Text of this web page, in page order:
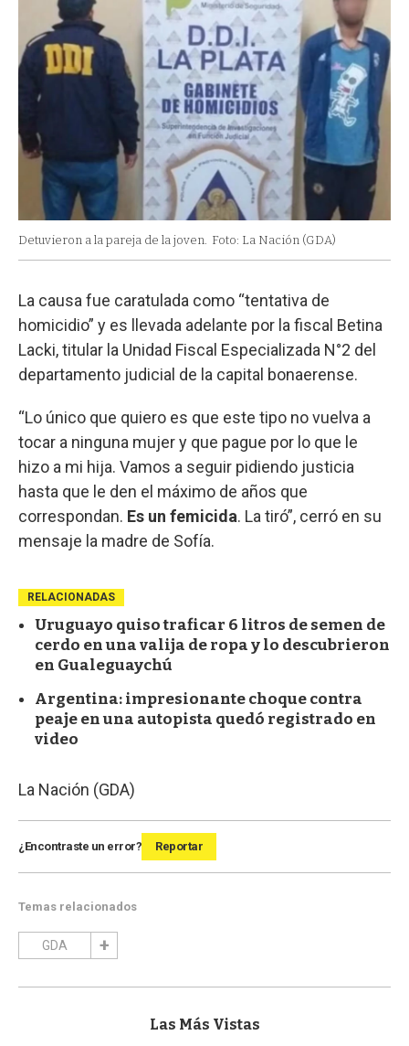
Detuvieron a la pareja de la joven. Foto: La Nación (GDA)
La causa fue caratulada como “tentativa de
homicidio” y es llevada adelante por la fiscal Betina
Lacki, titular la Unidad Fiscal Especializada N°2 del
departamento judicial de la capital bonaerense.
“Lo único que quiero es que este tipo no vuelva a
tocar a ninguna mujer y que pague por lo que le
hizo a mi hija. Vamos a seguir pidiendo justicia
hasta que le den el máximo de años que
correspondan. Es un femicida. La tiró”, cerró en su
mensaje la madre de Sofía.
RELACIONADAS
Uruguayo quiso traficar 6 litros de semen de
cerdo en una valija de ropa y lo descubrieron
en Gualeguaychú
Argentina: impresionante choque contra
peaje en una autopista quedó registrado en
video
La Nación (GDA)
¿Encontraste un error? Reportar
Temas relacionados
GDA
Las Más Vistas